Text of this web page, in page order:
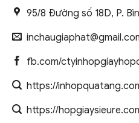
95/8 Đường số 18D, P.
fb.com/
https://
https://